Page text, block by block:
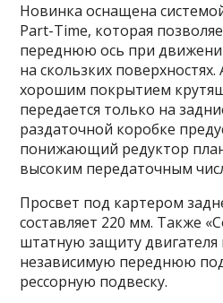
Новинка оснащена
Part-Time, которая
переднюю ось при
на скользких поверхностях.
хорошим покрытием
передается только на
раздаточной коробке
понижающий редуктор
высоким передаточным
Просвет под картером
составляет 220 мм. Также
штатную защиту двигателя
независимую переднюю
рессорную подвеску.